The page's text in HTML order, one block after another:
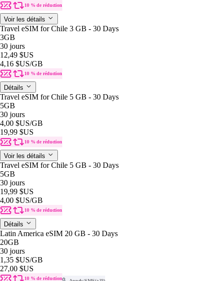
10 % de réduction
Voir les détails
Travel eSIM for Chile 3 GB - 30 Days
3GB
30 jours
12,49 $US
4,16 $US/GB
10 % de réduction
Détails
Travel eSIM for Chile 5 GB - 30 Days
5GB
30 jours
4,00 $US/GB
19,99 $US
10 % de réduction
Voir les détails
Travel eSIM for Chile 5 GB - 30 Days
5GB
30 jours
19,99 $US
4,00 $US/GB
10 % de réduction
Détails
Latin America eSIM 20 GB - 30 Days
20GB
30 jours
1,35 $US/GB
27,00 $US
10 % de réduction